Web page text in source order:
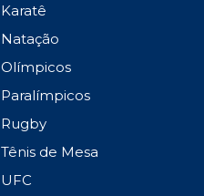
Karatê
Natação
Olímpicos
Paralímpicos
Rugby
Tênis de Mesa
UFC